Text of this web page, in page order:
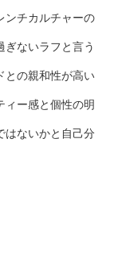
ンチカルチャーの
ぎないラフと言う
との親和性が高い
ィー感と個性の明
はないかと自己分